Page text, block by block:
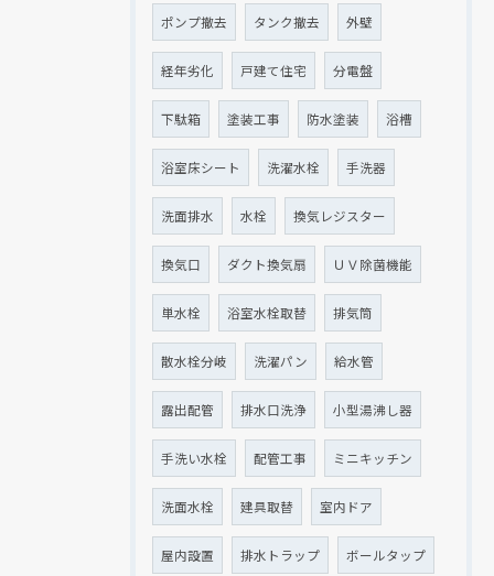
ポンプ撤去 タンク撤去 外壁
経年劣化 戸建て住宅 分電盤
下駄箱 塗装工事 防水塗装 浴槽
浴室床シート 洗濯水栓 手洗器
洗面排水 水栓 換気レジスター
換気口 ダクト換気扇 ＵＶ除菌機能
単水栓 浴室水栓取替 排気筒
散水栓分岐 洗濯パン 給水管
露出配管 排水口洗浄 小型湯沸し器
手洗い水栓 配管工事 ミニキッチン
洗面水栓 建具取替 室内ドア
屋内設置 排水トラップ ボールタップ